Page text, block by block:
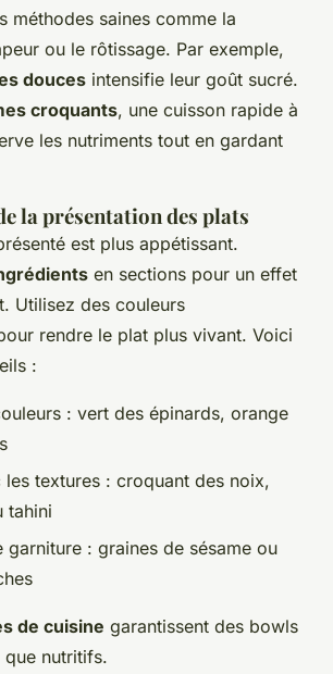
méthodes saines comme la
ou le rôtissage. Par exemple,
douces intensifie leur goût sucré.
croquants, une cuisson rapide à
les nutriments tout en gardant
la présentation des plats
est plus appétissant.
en sections pour un effet
Utilisez des couleurs
rendre le plat plus vivant. Voici
:
: vert des épinards, orange
les textures : croquant des noix,
tahini
garniture : graines de sésame ou
de cuisine garantissent des bowls
que nutritifs.